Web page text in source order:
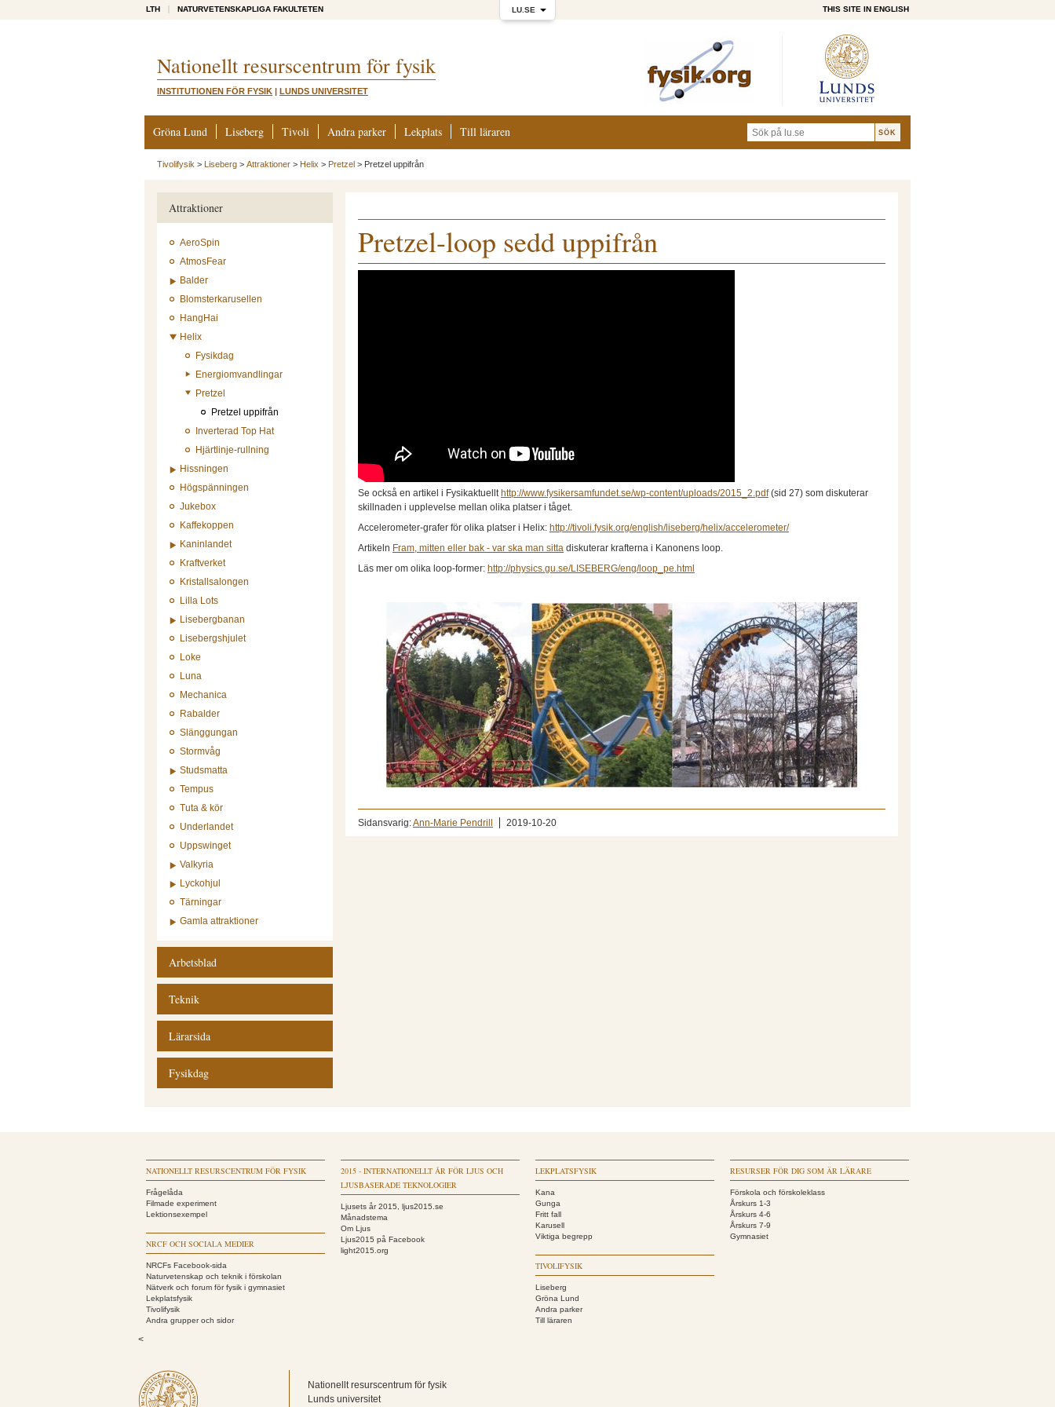
LU.SE
LTH NATURVETENSKAPLIGA FAKULTETEN THIS SITE IN ENGLISH
Nationellt resurscentrum för fysik
INSTITUTIONEN FÖR FYSIK | LUNDS UNIVERSITET
Gröna Lund Liseberg Tivoli Andra parker Lekplats Till läraren
Tivolifysik > Liseberg > Attraktioner > Helix > Pretzel > Pretzel uppifrån
Attraktioner
AeroSpin
AtmosFear
Balder
Blomsterkarusellen
HangHai
Helix
Fysikdag
Energiomvandlingar
Pretzel
Pretzel uppifrån
Inverterad Top Hat
Hjärtlinje-rullning
Hissningen
Högspänningen
Jukebox
Kaffekoppen
Kaninlandet
Kraftverket
Kristallsalongen
Lilla Lots
Lisebergbanan
Lisebergshjulet
Loke
Luna
Mechanica
Rabalder
Slänggungan
Stormvåg
Studsmatta
Tempus
Tuta & kör
Underlandet
Uppswinget
Valkyria
Lyckohjul
Tärningar
Gamla attraktioner
Arbetsblad
Teknik
Lärarsida
Fysikdag
Pretzel-loop sedd uppifrån
Se också en artikel i Fysikaktuellt http://www.fysikersamfundet.se/wp-content/uploads/2015_2.pdf(sid 27) som diskuterar
skillnaden i upplevelse mellan olika platser i tåget.
Accelerometer-grafer för olika platser i Helix: http://tivoli.fysik.org/english/liseberg/helix/accelerometer/
Artikeln Fram, mitten eller bak - var ska man sitta diskuterar krafterna i Kanonens loop.
Läs mer om olika loop-former: http://physics.gu.se/LISEBERG/eng/loop_pe.html
Sidansvarig:Ann-Marie Pendrill 2019-10-20
NATIONELLT RESURSCENTRUM FÖR FYSIK
Frågelåda
Filmade experiment
Lektionsexempel
NRCF OCH SOCIALA MEDIER
NRCFs Facebook-sida
Naturvetenskap och teknik i förskolan
Nätverk och forum för fysik i gymnasiet
Lekplatsfysik
Tivolifysik
Andra grupper och sidor
2015 - INTERNATIONELLT ÅR FÖR LJUS OCH
LJUSBASERADE TEKNOLOGIER
Ljusets år 2015, ljus2015.se
Månadstema
Om Ljus
Ljus2015 på Facebook
light2015.org
LEKPLATSFYSIK
Kana
Gunga
Fritt fall
Karusell
Viktiga begrepp
TIVOLIFYSIK
Liseberg
Gröna Lund
Andra parker
Till läraren
RESURSER FÖR DIG SOM ÄR LÄRARE
Förskola och förskoleklass
Årskurs 1-3
Årskurs 4-6
Årskurs 7-9
Gymnasiet
<
Nationellt resurscentrum för fysik
Lunds universitet